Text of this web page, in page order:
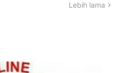
Lebih lama